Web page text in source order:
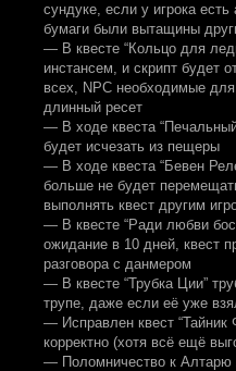
сундуке, если у игрока
бумаги были вытащины
— В квесте “Кольцо для
инстансем, и скрипт будет
всех, NPC необходимые
длинный ресет
— В ходе квеста
будет исчезать из пещеры
— В ходе квеста “Бевен
больше не будет
выполнять квест другим
— В квесте “Ради любви
ожидание в 10 дней, квест
разговора с данмером
— В квесте “Трубка Ции”
трупе, даже если её уже
— Исправлен квест “Тайник
корректно (хотя всё ещё
— Поломничество к Алтарю